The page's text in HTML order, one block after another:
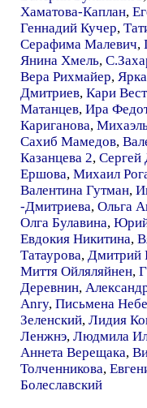
Хаматова-Каплан,
Геннадий Кучер,
Серафима Малевич,
Янина Хмель,
Вера Рихмайер,
Дмитриев, Кари
Матанцев, Ира
Кариганова,
Сахиб Мамедов,
Казанцева 2, Сергей
Ершова, Михаил
Валентина Гутман,
-Дмитриева, Ольга
Олга Булавина,
Евдокия Никитина,
Татаурова, Дмитрий
Миття Ойляляйнен,
Деревнин,
Anry, Письмена
Зеленский, Лидия
Ленжнэ, Людмила
Аннета Верещака,
Толченникова,
Болеславский